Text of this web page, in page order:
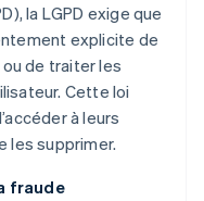
la LGPD exige que
explicite de
de traiter les
Cette loi
à leurs
les supprimer.
fraude